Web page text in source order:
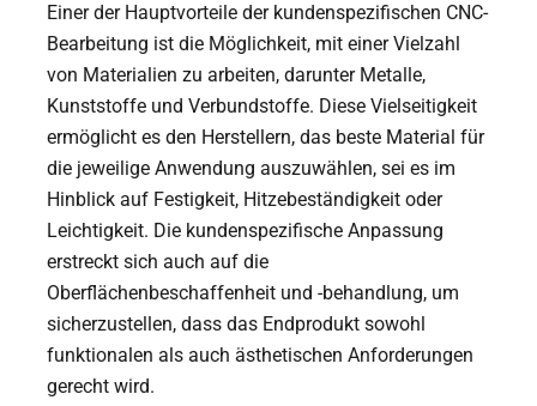
Einer der Hauptvorteile der kundenspezifischen CNC-
Bearbeitung ist die Möglichkeit, mit einer Vielzahl
von Materialien zu arbeiten, darunter Metalle,
Kunststoffe und Verbundstoffe. Diese Vielseitigkeit
ermöglicht es den Herstellern, das beste Material für
die jeweilige Anwendung auszuwählen, sei es im
Hinblick auf Festigkeit, Hitzebeständigkeit oder
Leichtigkeit. Die kundenspezifische Anpassung
erstreckt sich auch auf die
Oberflächenbeschaffenheit und -behandlung, um
sicherzustellen, dass das Endprodukt sowohl
funktionalen als auch ästhetischen Anforderungen
gerecht wird.